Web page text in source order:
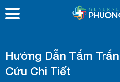
Hướng Dẫn Tắm
Cứu Chi Tiết